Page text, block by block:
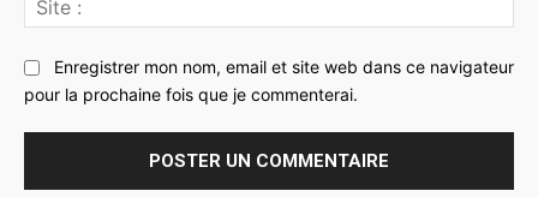
:
Enregistrer mon nom, email et site web dans ce navigateur
pour la prochaine fois que je commenterai.